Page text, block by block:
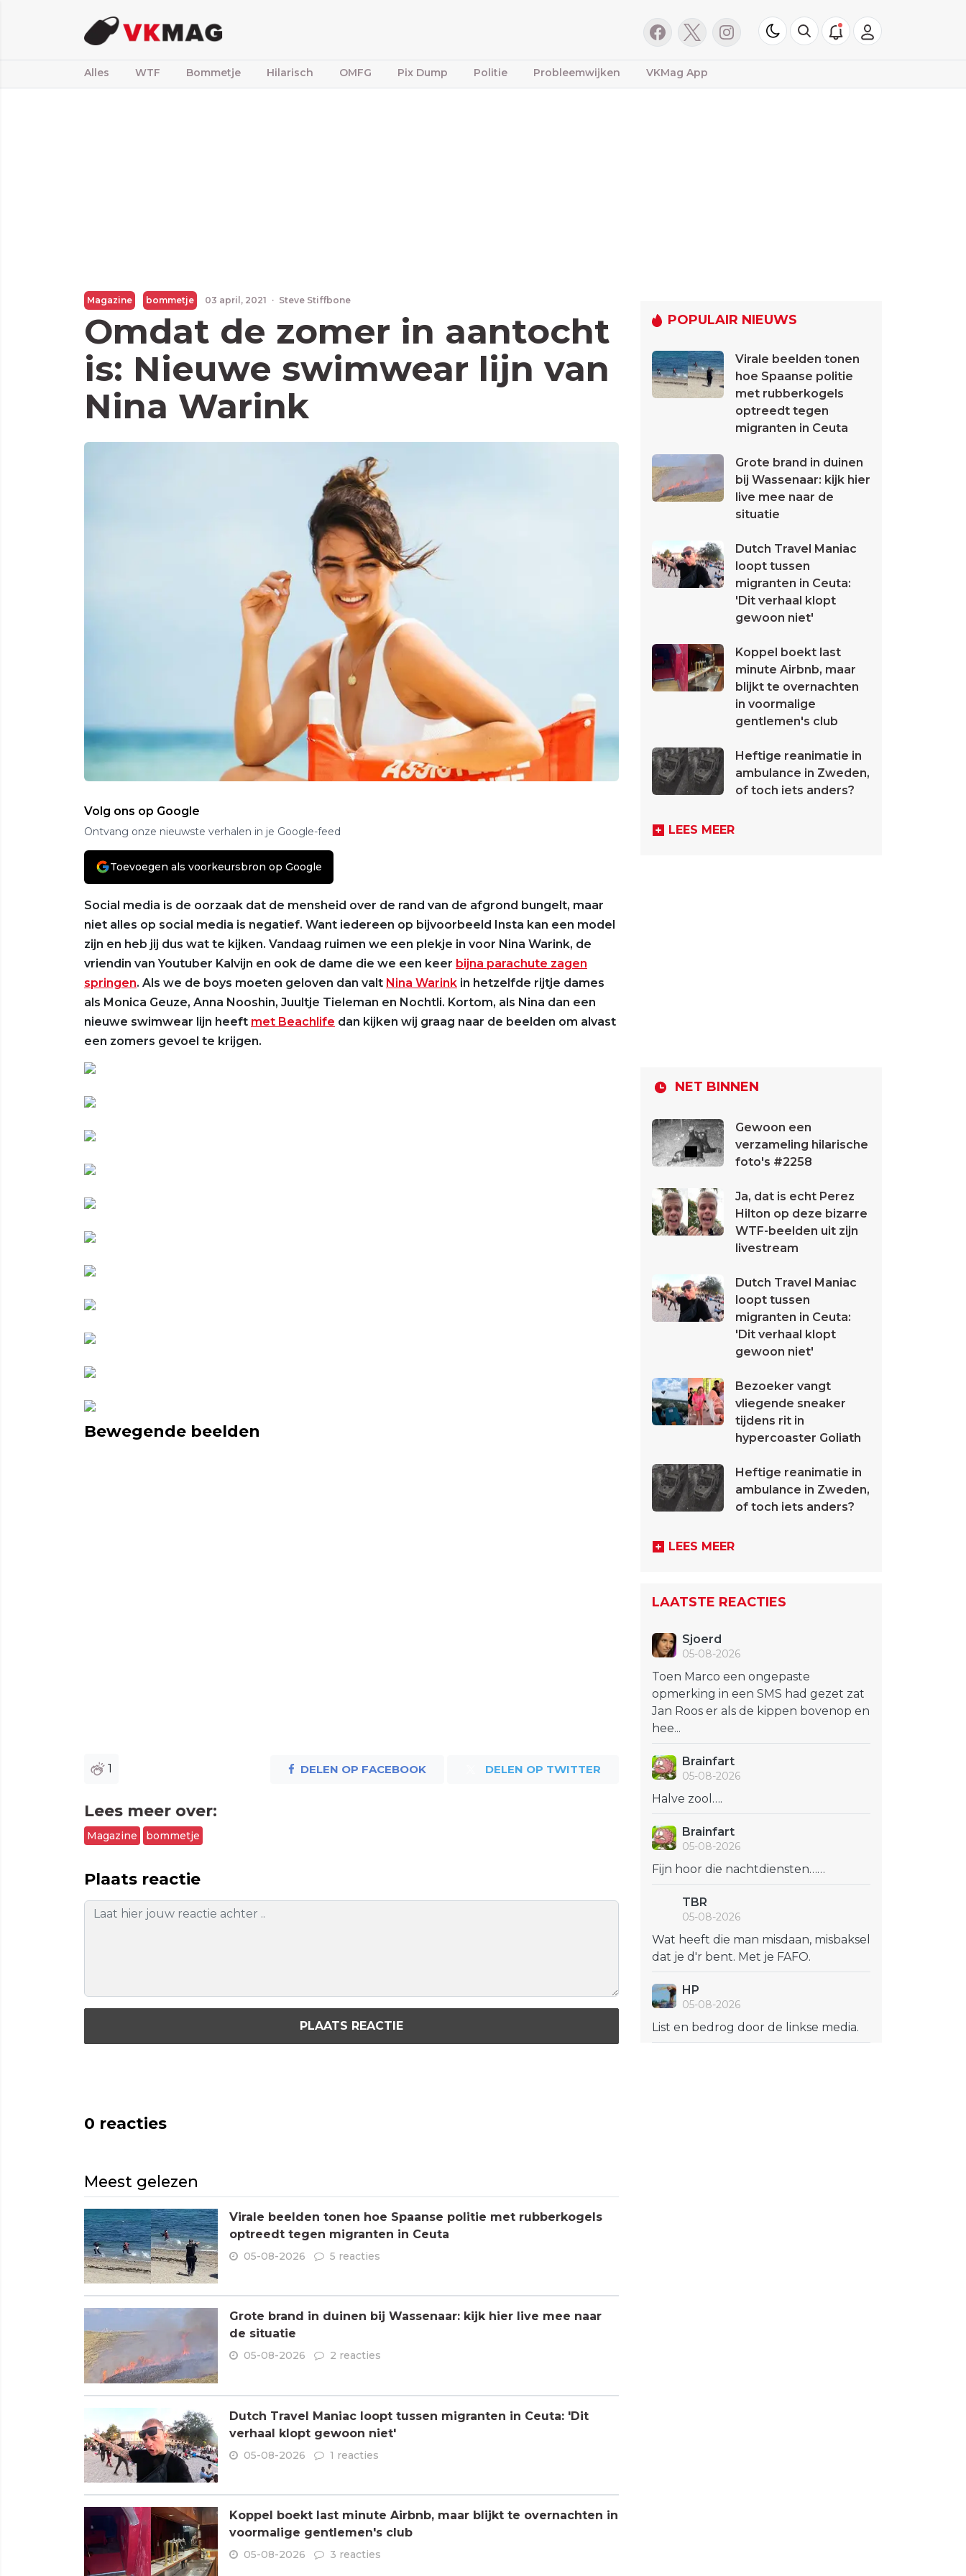
Alles WTF Bommetje Hilarisch OMFG Pix Dump Politie Probleemwijken VKMag App
Magazine bommetje 03 april, 2021 · Steve Stiffbone
Omdat de zomer in aantocht
is: Nieuwe swimwear lijn van
Nina Warink
Volg ons op Google
Ontvang onze nieuwste verhalen in je Google-feed
Toevoegen als voorkeursbron op Google
Social media is de oorzaak dat de mensheid over de rand van de afgrond bungelt, maar
niet alles op social media is negatief. Want iedereen op bijvoorbeeld Insta kan een model
zijn en heb jij dus wat te kijken. Vandaag ruimen we een plekje in voor Nina Warink, de
vriendin van Youtuber Kalvijn en ook de dame die we een keer bijna parachute zagen
springen. Als we de boys moeten geloven dan valt Nina Warink in hetzelfde rijtje dames
als Monica Geuze, Anna Nooshin, Juultje Tieleman en Nochtli. Kortom, als Nina dan een
nieuwe swimwear lijn heeft met Beachlife dan kijken wij graag naar de beelden om alvast
een zomers gevoel te krijgen.
Bewegende beelden
1 DELEN OP FACEBOOK DELEN OP TWITTER
Lees meer over:
Magazine bommetje
Plaats reactie
PLAATS REACTIE
0 reacties
Meest gelezen
Virale beelden tonen hoe Spaanse politie met rubberkogels
optreedt tegen migranten in Ceuta
05-08-2026 5 reacties
Grote brand in duinen bij Wassenaar: kijk hier live mee naar
de situatie
05-08-2026 2 reacties
Dutch Travel Maniac loopt tussen migranten in Ceuta: 'Dit
verhaal klopt gewoon niet'
05-08-2026 1 reacties
Koppel boekt last minute Airbnb, maar blijkt te overnachten in
voormalige gentlemen's club
05-08-2026 3 reacties
POPULAIR NIEUWS
Virale beelden tonen
hoe Spaanse politie
met rubberkogels
optreedt tegen
migranten in Ceuta
Grote brand in duinen
bij Wassenaar: kijk hier
live mee naar de
situatie
Dutch Travel Maniac
loopt tussen
migranten in Ceuta:
'Dit verhaal klopt
gewoon niet'
Koppel boekt last
minute Airbnb, maar
blijkt te overnachten
in voormalige
gentlemen's club
Heftige reanimatie in
ambulance in Zweden,
of toch iets anders?
LEES MEER
NET BINNEN
Gewoon een
verzameling hilarische
foto's #2258
Ja, dat is echt Perez
Hilton op deze bizarre
WTF-beelden uit zijn
livestream
Dutch Travel Maniac
loopt tussen
migranten in Ceuta:
'Dit verhaal klopt
gewoon niet'
Bezoeker vangt
vliegende sneaker
tijdens rit in
hypercoaster Goliath
Heftige reanimatie in
ambulance in Zweden,
of toch iets anders?
LEES MEER
LAATSTE REACTIES
Sjoerd
05-08-2026
Toen Marco een ongepaste
opmerking in een SMS had gezet zat
Jan Roos er als de kippen bovenop en
hee...
Brainfart
05-08-2026
Halve zool….
Brainfart
05-08-2026
Fijn hoor die nachtdiensten……
TBR
05-08-2026
Wat heeft die man misdaan, misbaksel
dat je d'r bent. Met je FAFO.
HP
05-08-2026
List en bedrog door de linkse media.